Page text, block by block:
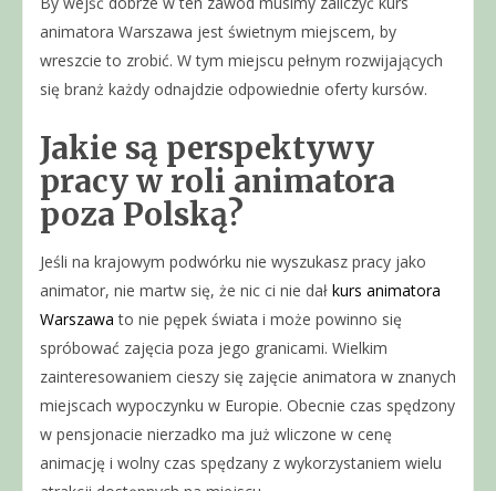
animatora Warszawa jest świetnym miejscem, by
wreszcie to zrobić. W tym miejscu pełnym rozwijających
się branż każdy odnajdzie odpowiednie oferty kursów.
Jakie są perspektywy
pracy w roli animatora
poza Polską?
Jeśli na krajowym podwórku nie wyszukasz pracy jako
animator, nie martw się, że nic ci nie dał kurs animatora
Warszawa to nie pępek świata i może powinno się
spróbować zajęcia poza jego granicami. Wielkim
zainteresowaniem cieszy się zajęcie animatora w znanych
miejscach wypoczynku w Europie. Obecnie czas spędzony
w pensjonacie nierzadko ma już wliczone w cenę
animację i wolny czas spędzany z wykorzystaniem wielu